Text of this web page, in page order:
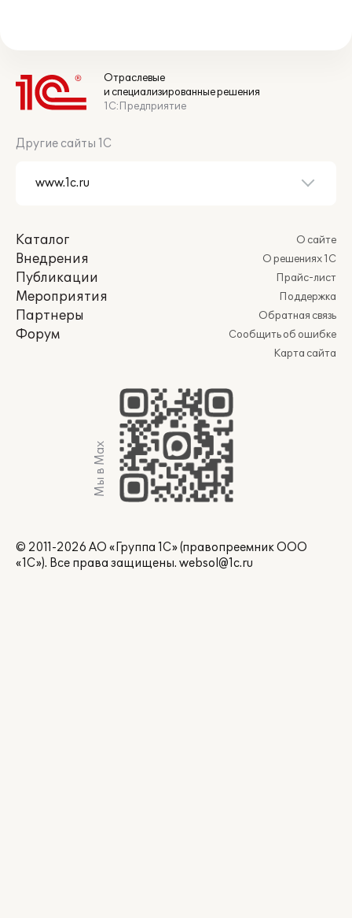
Отраслевые
и специализированные решения
1С:Предприятие
Другие сайты 1С
Каталог
Внедрения
Публикации
Мероприятия
Партнеры
Форум
О сайте
О решениях 1С
Прайс-лист
Поддержка
Обратная связь
Сообщить об ошибке
Карта сайта
Мы в Max
© 2011-2026 АО «Группа 1С» (правопреемник ООО
«1С»). Все права защищены. websol@1c.ru